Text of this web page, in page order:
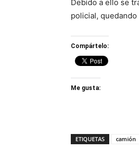
Debido a ello se
policial,
Compártelo:
Me gusta:
ETIQUETAS camión